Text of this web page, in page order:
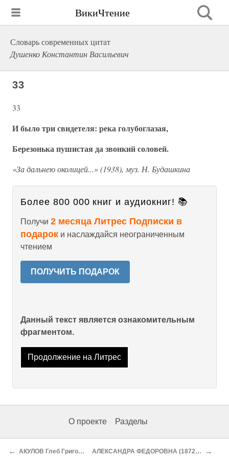
ВикиЧтение
Словарь современных цитат
Душенко Константин Васильевич
33
33
И было три свидетеля: река голубоглазая,
Березонька пушистая да звонкий соловей.
«За дальнею околицей...» (1938), муз. Н. Будашкина
Более 800 000 книг и аудиокниг! 📚
Получи 2 месяца Литрес Подписки в
подарок и наслаждайся неограниченным
чтением
ПОЛУЧИТЬ ПОДАРОК
Данный текст является ознакомительным
фрагментом.
Продолжение на Литрес
О проекте Разделы
← АКУЛОВ Глеб Григорьевич (?—1941), поэт АЛЕКСАНДРА ФЕДОРОВНА (1872—1918), российская императрица →